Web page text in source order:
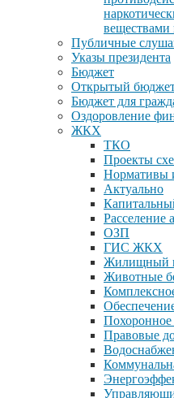
веществами
Публичные
Указы президента
Бюджет
Открытый
Бюджет для
Оздоровление
ЖКХ
ТКО
Проекты
Нормативы
Актуально
Расселение
ОЗП
ГИС ЖКХ
Жилищный
Животные
Правовые